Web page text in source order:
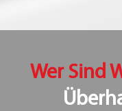
Wer Sind